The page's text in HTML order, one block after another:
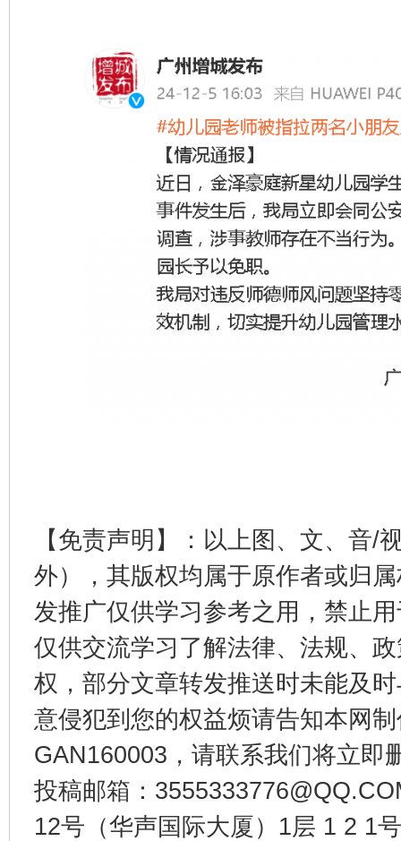
【免责声明】：以上图、文、音/
外），其版权均属于原作者或归
发推广仅供学习参考之用，禁止
仅供交流学习了解法律、法规、
权，部分文章转发推送时未能及
意侵犯到您的权益烦请告知本网
GAN160003，请联系我们将立即
投稿邮箱：
12号（华声国际大厦）1层 1 2 1